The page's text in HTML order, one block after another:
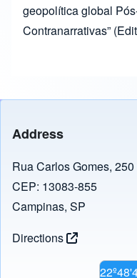
geopolítica global
Contranarrativas”
Address
Rua Carlos Gomes, 250
CEP: 13083-855
Campinas, SP
Directions